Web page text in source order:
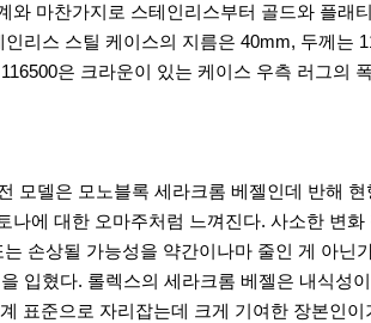
와 마찬가지로 스테인리스부터 골드와 플
리스 스틸 케이스의 지름은 40mm, 두께
은 크라운이 있는 케이스 우측 러그의
모델은 모노블록 세라크롬 베젤인데 반해
나에 대한 오마주처럼 느껴진다. 사소한 변
손상될 가능성을 약간이나마 줄인 게 아
입혔다. 롤렉스의 세라크롬 베젤은 내식
표준으로 자리잡는데 크게 기여한 장본인이